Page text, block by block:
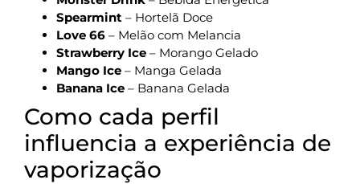
Spearmint – Hortelã Doce
Love 66 – Melão com Melancia
Strawberry Ice – Morango Gelado
Mango Ice – Manga Gelada
Banana Ice – Banana Gelada
Como cada perfil
influencia a experiência de
vaporização